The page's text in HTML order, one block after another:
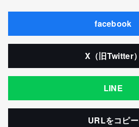
facebook
X（旧Twitter）
LINE
URLをコピー